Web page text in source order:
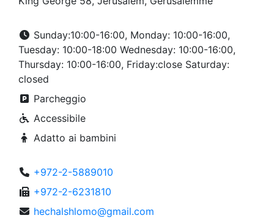
Sunday:10:00-16:00, Monday: 10:00-16:00,
Tuesday: 10:00-18:00 Wednesday: 10:00-16:00,
Thursday: 10:00-16:00, Friday:close Saturday:
closed
Parcheggio
Accessibile
Adatto ai bambini
+972-2-5889010
+972-2-6231810
hechalshlomo@gmail.com